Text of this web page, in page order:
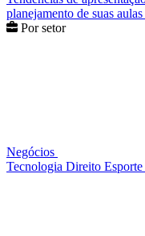
planejamento de suas aulas
Por setor
Negócios
Tecnologia Direito Esporte